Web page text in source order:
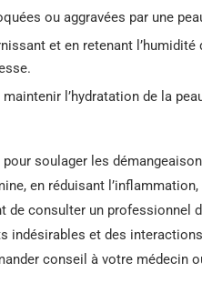
ou aggravées par une
et en retenant
l’hydratation de la
soulager les
en réduisant
de consulter un professionnel
indésirables et des
conseil à votre médecin